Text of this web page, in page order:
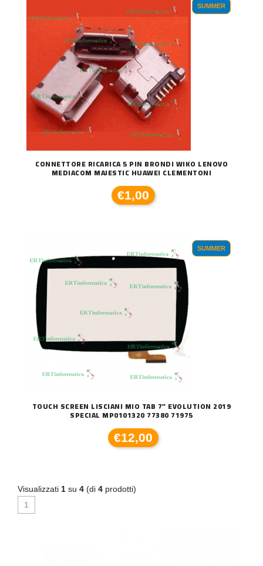
SUMMER
CONNETTORE RICARICA 5 PIN BRONDI WIKO LENOVO
MEDIACOM MAJESTIC HUAWEI CLEMENTONI
€1,00
SUMMER
TOUCH SCREEN LISCIANI MIO TAB 7" EVOLUTION 2019
SPECIAL MP0101320 77380 71975
€12,00
Visualizzati 1 su 4 (di 4 prodotti)
1